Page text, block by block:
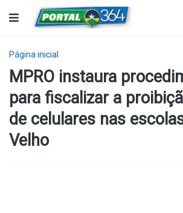
Página inicial
MPRO instaura
para fiscalizar a
de celulares nas
Velho